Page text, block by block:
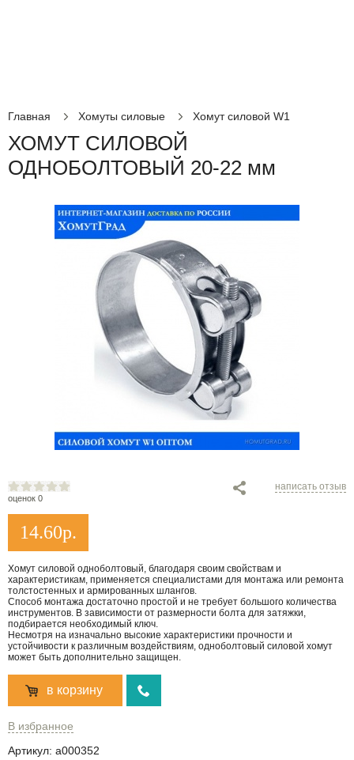
Главная Хомуты силовые Хомут силовой W1
ХОМУТ СИЛОВОЙ
ОДНОБОЛТОВЫЙ 20-22 мм
оценок 0
написать отзыв
14.60р.
Хомут силовой одноболтовый, благодаря своим свойствам и
характеристикам, применяется специалистами для монтажа или ремонта
толстостенных и армированных шлангов.
Способ монтажа достаточно простой и не требует большого количества
инструментов. В зависимости от размерности болта для затяжки,
подбирается необходимый ключ.
Несмотря на изначально высокие характеристики прочности и
устойчивости к различным воздействиям, одноболтовый силовой хомут
может быть дополнительно защищен.
в корзину
В избранное
Артикул: a000352